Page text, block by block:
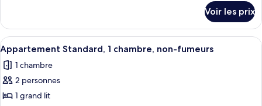
Appartement
Standard,
2
chambres,
non-
fumeurs,
balcon
le
type
de
chambre
Appartement
Standard,
chambres,
Voir les prix
Afficher
toutes
les
photos
pour
Un salon avec un canapé noir, des
5
Appartement Standard, 1 chambre, non-fumeurs
1 chambre
2 personnes
1 grand lit